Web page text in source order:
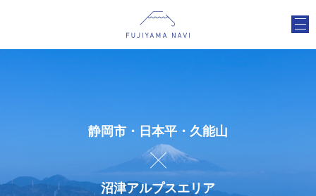
静岡市・日本平・久能山
沼津アルプスエリア